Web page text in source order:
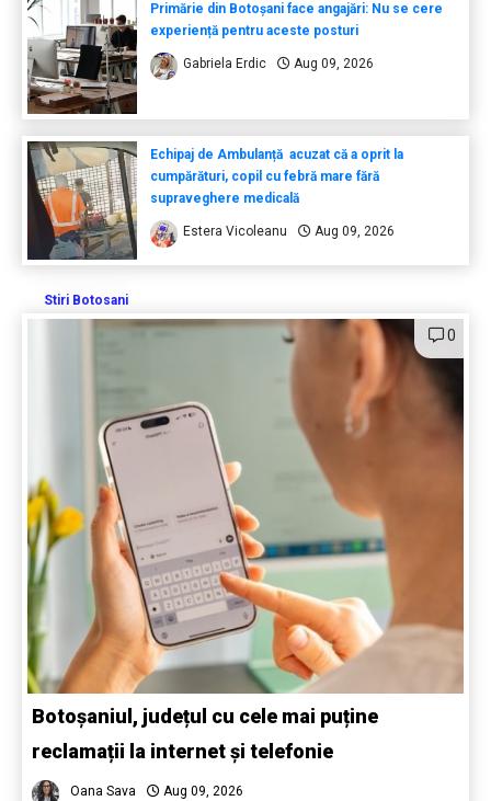
Primărie din Botoșani face angajări: Nu se cere
experiență pentru aceste posturi
Gabriela Erdic Aug 09, 2026
Echipaj de Ambulanță acuzat că a oprit la
cumpărături, copil cu febră mare fără
supraveghere medicală
Estera Vicoleanu Aug 09, 2026
Stiri Botosani
0
Botoșaniul, județul cu cele mai puține
reclamații la internet și telefonie
Oana Sava Aug 09, 2026